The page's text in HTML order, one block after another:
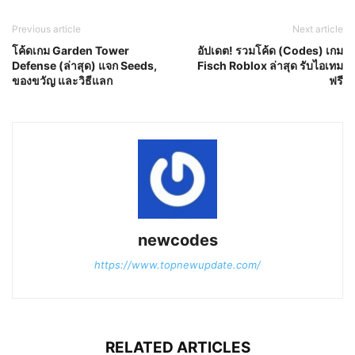
Previous article
โค้ดเกม Garden Tower
Defense (ล่าสุด) แจก Seeds,
ของขวัญ และวิธีแลก
Next article
อัปเดต! รวมโค้ด (Codes) เกม
Fisch Roblox ล่าสุด รับไอเทม
ฟรี
newcodes
https://www.topnewupdate.com/
RELATED ARTICLES